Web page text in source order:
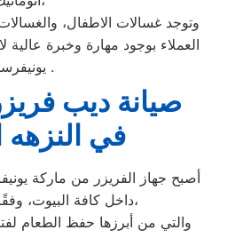
وتوجد غسالات الاطفال،
العملاء بوجود مهارة وخبرة
يونيفرسال .
صيانة ديب
في النزهه
أصبح جهاز الفريزر من ماركة
داخل كافة البيوت، وفقًا لمميزاته العديدة،
والتي من أبرزها حفظ الطعام